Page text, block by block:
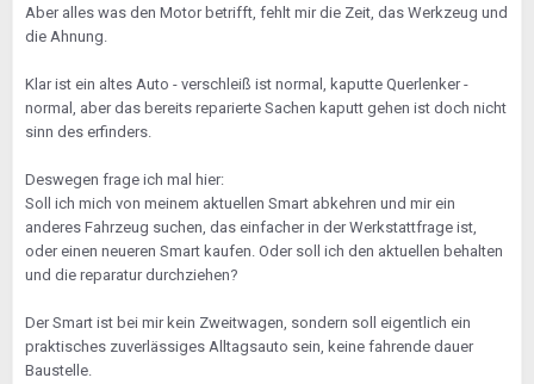
Aber alles was den Motor betrifft, fehlt mir die Zeit, das Werkzeug und
die Ahnung.
Klar ist ein altes Auto - verschleiß ist normal, kaputte Querlenker -
normal, aber das bereits reparierte Sachen kaputt gehen ist doch nicht
sinn des erfinders.
Deswegen frage ich mal hier:
Soll ich mich von meinem aktuellen Smart abkehren und mir ein
anderes Fahrzeug suchen, das einfacher in der Werkstattfrage ist,
oder einen neueren Smart kaufen. Oder soll ich den aktuellen behalten
und die reparatur durchziehen?
Der Smart ist bei mir kein Zweitwagen, sondern soll eigentlich ein
praktisches zuverlässiges Alltagsauto sein, keine fahrende dauer
Baustelle.